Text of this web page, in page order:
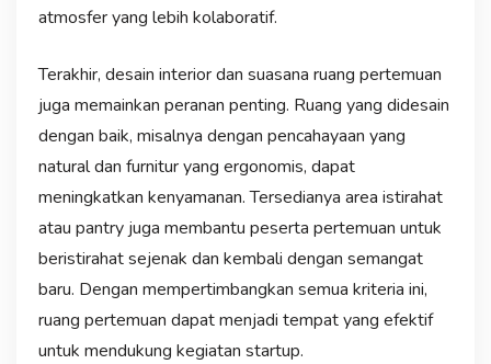
atmosfer yang lebih kolaboratif.
Terakhir, desain interior dan suasana ruang pertemuan
juga memainkan peranan penting. Ruang yang didesain
dengan baik, misalnya dengan pencahayaan yang
natural dan furnitur yang ergonomis, dapat
meningkatkan kenyamanan. Tersedianya area istirahat
atau pantry juga membantu peserta pertemuan untuk
beristirahat sejenak dan kembali dengan semangat
baru. Dengan mempertimbangkan semua kriteria ini,
ruang pertemuan dapat menjadi tempat yang efektif
untuk mendukung kegiatan startup.